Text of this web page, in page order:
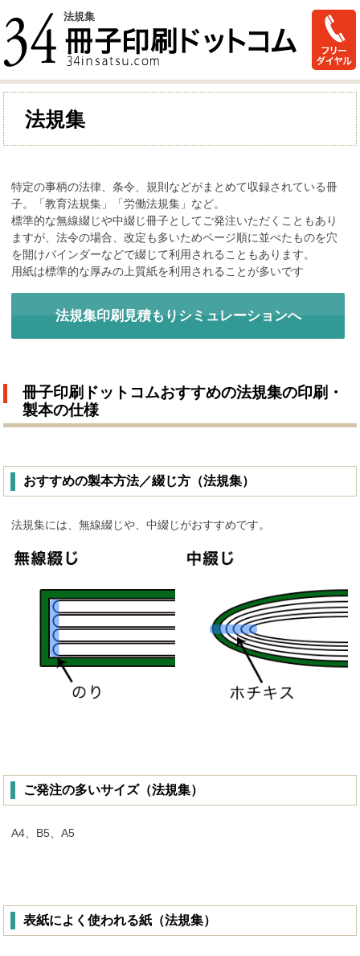
法規集
法規集
特定の事柄の法律、条令、規則などがまとめて収録されている冊
子。「教育法規集」「労働法規集」など。
標準的な無線綴じや中綴じ冊子としてご発注いただくこともあり
ますが、法令の場合、改定も多いためページ順に並べたものを穴
を開けバインダーなどで綴じて利用されることもあります。
用紙は標準的な厚みの上質紙を利用されることが多いです
法規集印刷見積もりシミュレーションへ
冊子印刷ドットコムおすすめの法規集の印刷・
製本の仕様
おすすめの製本方法／綴じ方（法規集）
法規集には、無線綴じや、中綴じがおすすめです。
ご発注の多いサイズ（法規集）
A4、B5、A5
表紙によく使われる紙（法規集）